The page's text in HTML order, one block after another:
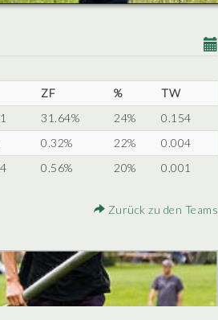
ZF %
TW
31.64% 24%
0.154
0.32% 22%
0.004
0.56% 20% 0.001
Zurück zu den Teams